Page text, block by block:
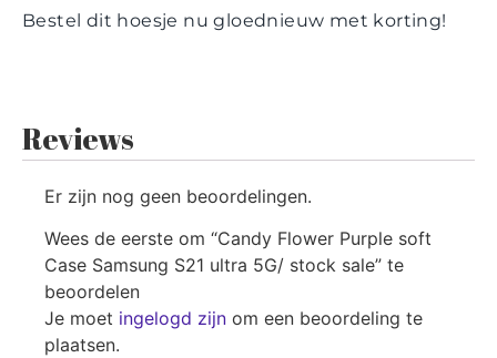
Bestel dit hoesje nu gloednieuw met korting!
Reviews
Er zijn nog geen beoordelingen.
Wees de eerste om “Candy Flower Purple soft
Case Samsung S21 ultra 5G/ stock sale” te
beoordelen
Je moet ingelogd zijn om een beoordeling te
plaatsen.